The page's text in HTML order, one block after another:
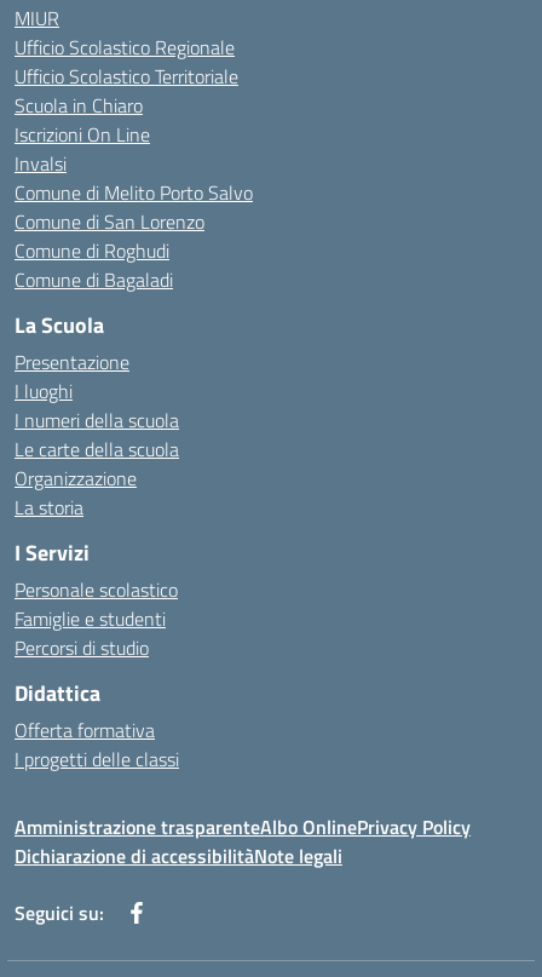
MIUR
Ufficio Scolastico Regionale
Ufficio Scolastico Territoriale
Scuola in Chiaro
Iscrizioni On Line
Invalsi
Comune di Melito Porto Salvo
Comune di San Lorenzo
Comune di Roghudi
Comune di Bagaladi
La Scuola
Presentazione
I luoghi
I numeri della scuola
Le carte della scuola
Organizzazione
La storia
I Servizi
Personale scolastico
Famiglie e studenti
Percorsi di studio
Didattica
Offerta formativa
I progetti delle classi
Amministrazione trasparenteAlbo OnlinePrivacy Policy
Dichiarazione di accessibilitàNote legali
Seguici su: